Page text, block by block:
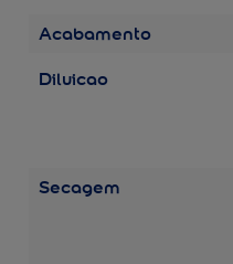
Acabamento
Diluicao
Secagem